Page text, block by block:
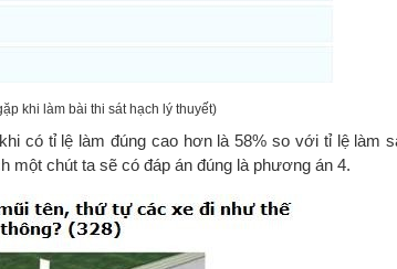
khi làm bài thi sát hạch lý thuyết)
có tỉ lệ làm đúng cao hơn là 58% so với tỉ lệ làm
một chút ta sẽ có đáp án đúng là phương án 4.